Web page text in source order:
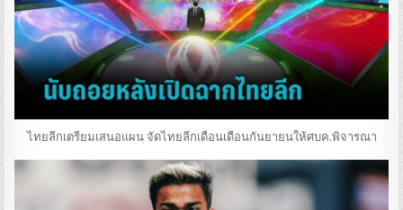
ไทยลีกเตรียมเสนอแผน จัดไทยลีกเดือนเดือนกันยายนให้ศบค.พิจารณา